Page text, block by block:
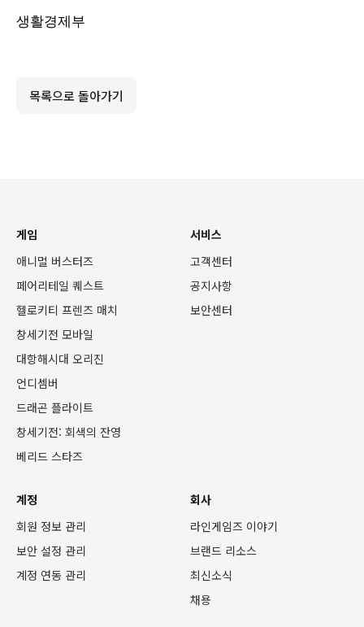
생활경제부
목록으로 돌아가기
게임
애니멀 버스터즈
페어리테일 퀘스트
헬로키티 프렌즈 매치
창세기전 모바일
대항해시대 오리진
언디셈버
드래곤 플라이트
창세기전: 회색의 잔영
베리드 스타즈
서비스
고객센터
공지사항
보안센터
계정
회원 정보 관리
보안 설정 관리
계정 연동 관리
회사
라인게임즈 이야기
브랜드 리소스
최신소식
채용